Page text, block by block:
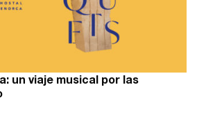
un viaje musical por las